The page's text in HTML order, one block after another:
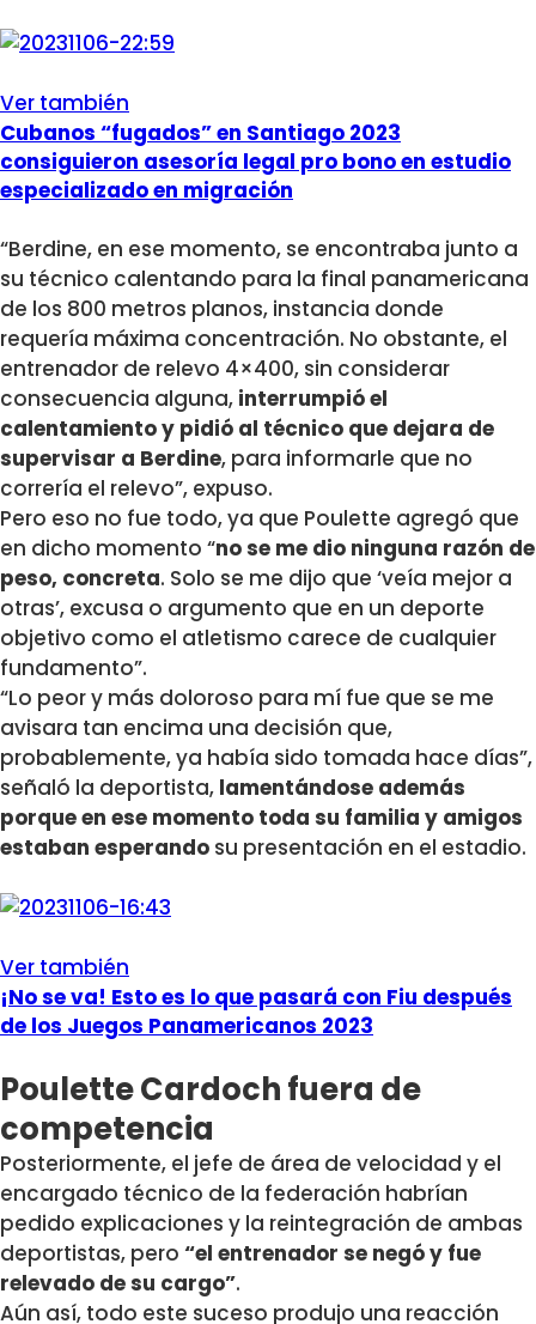
Ver también
Cubanos “fugados” en Santiago 2023
consiguieron asesoría legal pro bono en estudio
especializado en migración
“Berdine, en ese momento, se encontraba junto a
su técnico calentando para la final panamericana
de los 800 metros planos, instancia donde
requería máxima concentración. No obstante, el
entrenador de relevo 4×400, sin considerar
consecuencia alguna, interrumpió el
calentamiento y pidió al técnico que dejara de
supervisar a Berdine, para informarle que no
correría el relevo”, expuso.
Pero eso no fue todo, ya que Poulette agregó que
en dicho momento “no se me dio ninguna razón de
peso, concreta. Solo se me dijo que ‘veía mejor a
otras’, excusa o argumento que en un deporte
objetivo como el atletismo carece de cualquier
fundamento”.
“Lo peor y más doloroso para mí fue que se me
avisara tan encima una decisión que,
probablemente, ya había sido tomada hace días”,
señaló la deportista, lamentándose además
porque en ese momento toda su familia y amigos
estaban esperando su presentación en el estadio.
Ver también
¡No se va! Esto es lo que pasará con Fiu después
de los Juegos Panamericanos 2023
Poulette Cardoch fuera de
competencia
Posteriormente, el jefe de área de velocidad y el
encargado técnico de la federación habrían
pedido explicaciones y la reintegración de ambas
deportistas, pero “el entrenador se negó y fue
relevado de su cargo”.
Aún así, todo este suceso produjo una reacción